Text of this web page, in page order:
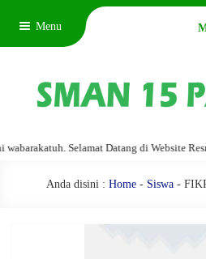
Menu
Selamat Datang di Website Resmi
Anda disini : Home- Siswa-